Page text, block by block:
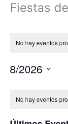
Fiestas
No hay eventos
8/2026
fecha.
deNo hay eventos